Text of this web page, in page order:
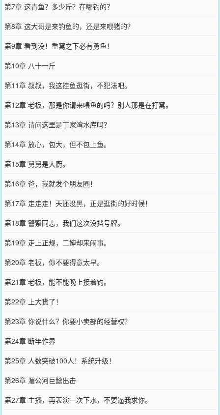
第7章 这青鱼？多少斤？在哪钓的？
第8章 这大哥是来钓鱼的，还是来喂猪的？
第9章 看到没！重窝之下必有勇鱼！
第10章 八十一斤
第11章 叔叔，我这挂鱼逛街，不犯法吧。
第12章 老板，那是你请来喂鱼的吗？别人那是在打窝。
第13章 请问这里是丁家湾水库吗？
第14章 放心，包大，但不包上鱼。
第15章 舅舅是大厨。
第16章 爸，我就发个朋友圈！
第17章 走走走！天还没黑，正是逛街的好时候！
第18章 警察同志，我们这次没挡号牌。
第19章 走上正规，二婶却来闹事。
第20章 老板，你不要得意太早。
第21章 老板，能不能晚上接着钓。
第22章 上大货了！
第23章 你说什么？你要小卖部的经营权？
第24章 断竿作界
第25章 人数突破100人！系统升级！
第26章 湄公河巨鲶出击
第27章 主播，再表演一次下水，不要逼我求你。